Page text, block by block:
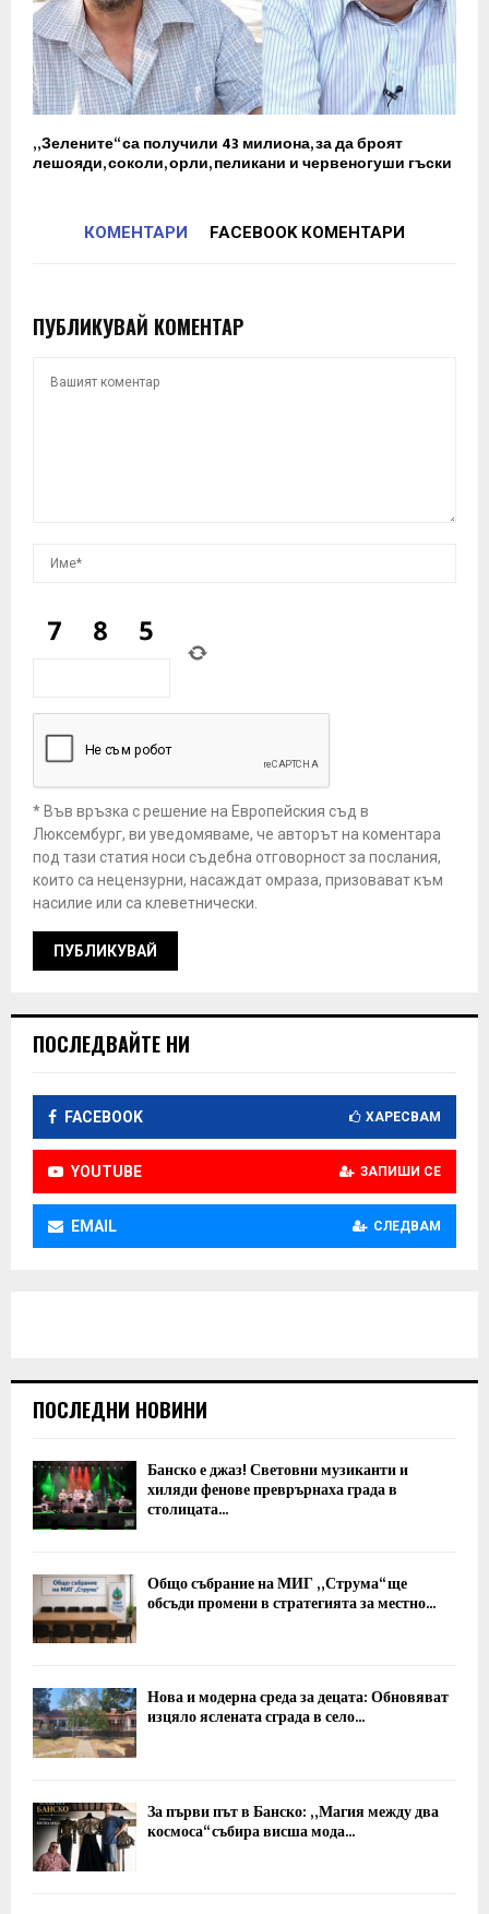
„Зелените“ са получили 43 милиона, за да броят
лешояди, соколи, орли, пеликани и червеногуши гъски
КОМЕНТАРИ FACEBOOK КОМЕНТАРИ
ПУБЛИКУВАЙ КОМЕНТАР
* Във връзка с решение на Европейския съд в
Люксембург, ви уведомяваме, че авторът на коментара
под тази статия носи съдебна отговорност за послания,
които са нецензурни, насаждат омраза, призовават към
насилие или са клеветнически.
ПОСЛЕДВАЙТЕ НИ
FACEBOOK ХАРЕСВАМ
YOUTUBE ЗАПИШИ СЕ
EMAIL СЛЕДВАМ
ПОСЛЕДНИ НОВИНИ
Банско е джаз! Световни музиканти и
хиляди фенове преврърнаха града в
столицата...
Общо събрание на МИГ „Струма“ ще
обсъди промени в стратегията за местно...
Нова и модерна среда за децата: Обновяват
изцяло яслената сграда в село...
За първи път в Банско: „Магия между два
космоса“ събира висша мода...